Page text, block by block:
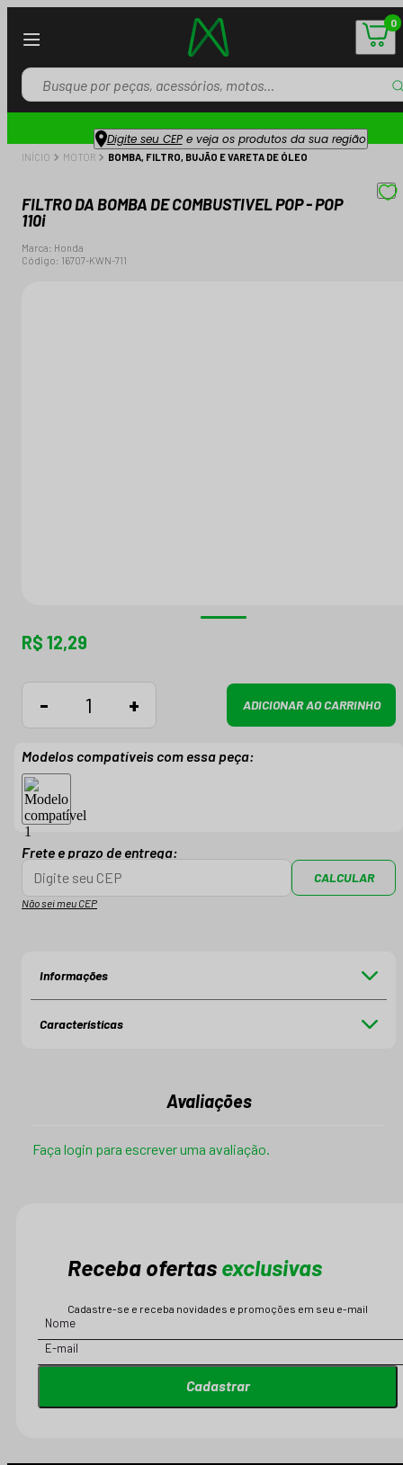
0
Digite seu CEPe veja os produtos da sua região
INÍCIO MOTOR BOMBA, FILTRO, BUJÃO E VARETA DE ÓLEO
FILTRO DA BOMBA DE COMBUSTIVEL POP - POP
110i
Marca: Honda
Código: 16707-KWN-711
R$ 12,29
- + ADICIONAR AO CARRINHO
Modelos compatíveis com essa peça:
Frete e prazo de entrega:
CALCULAR
Não sei meu CEP
Informações
Características
Avaliações
Faça login para escrever uma avaliação.
Receba ofertas exclusivas
Cadastre-se e receba novidades e promoções em seu e-mail
Cadastrar